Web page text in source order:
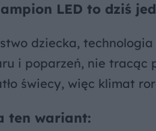
LED to dziś
dziecka,
i poparzeń, nie tracąc
świecy, więc klimat
ten wariant: